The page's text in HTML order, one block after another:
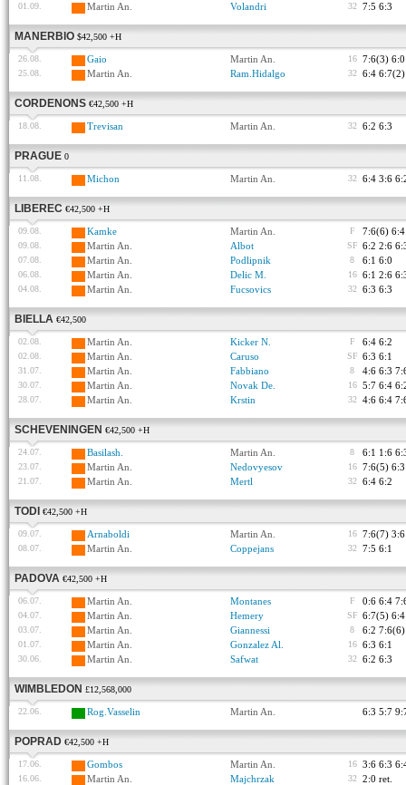
01.09. Martin An. Volandri 32 7:5 6:3
MANERBIO $42,500 +H
26.08. Gaio Martin An. 16 7:6(3) 6:0
25.08. Martin An. Ram.Hidalgo 32 6:4
CORDENONS €42,500 +H
18.08. Trevisan Martin An. 32 6:2 6:3
PRAGUE 0
11.08. Michon Martin An. 32 6:4 3:6
LIBEREC €42,500 +H
09.08. Kamke Martin An. F 7:6(6) 6:4
09.08. Martin An. Albot SF 6:2 2:6
07.08. Martin An. Podlipnik 8 6:1 6:0
06.08. Martin An. Delic M. 16 6:1 2:6
04.08. Martin An. Fucsovics 32 6:3 6:3
BIELLA €42,500
02.08. Martin An. Kicker N. F 6:4 6:2
02.08. Martin An. Caruso SF 6:3 6:1
31.07. Martin An. Fabbiano 8 4:6 6:3
30.07. Martin An. Novak De. 16 5:7 6:4
28.07. Martin An. Krstin 32 4:6 6:4
SCHEVENINGEN €42,500 +H
24.07. Basilash. Martin An. 8 6:1 1:6
23.07. Martin An. Nedovyesov 16 7:6(5) 6:3
21.07. Martin An. Mertl 32 6:4 6:2
TODI €42,500 +H
09.07. Arnaboldi Martin An. 16 7:6(7)
08.07. Martin An. Coppejans 32 7:5 6:1
PADOVA €42,500 +H
06.07. Martin An. Montanes F 0:6 6:4
04.07. Martin An. Hemery SF 6:7(5)
03.07. Martin An. Giannessi 8 6:2 7:6(6)
01.07. Martin An. Gonzalez Al. 16 6:3 6:1
30.06. Martin An. Safwat 32 6:2 6:3
WIMBLEDON £12,568,000
22.06. Rog.Vasselin Martin An. 6:3 5:7
POPRAD €42,500 +H
17.06. Gombos Martin An. 16 3:6 6:3
16.06. Martin An. Majchrzak 32 2:0 ret.